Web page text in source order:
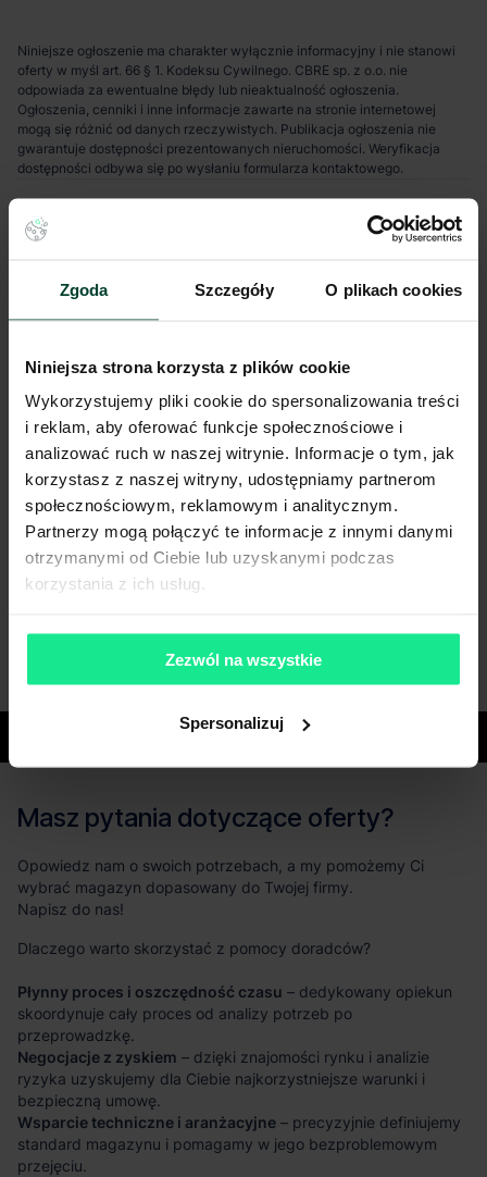
Zgoda Szczegóły O plikach cookies
Niniejsza strona korzysta z plików cookie
Wykorzystujemy pliki cookie do spersonalizowania treści
i reklam, aby oferować funkcje społecznościowe i
analizować ruch w naszej witrynie. Informacje o tym, jak
korzystasz z naszej witryny, udostępniamy partnerom
społecznościowym, reklamowym i analitycznym.
Partnerzy mogą połączyć te informacje z innymi danymi
otrzymanymi od Ciebie lub uzyskanymi podczas
korzystania z ich usług.
Zezwól na wszystkie
Spersonalizuj
Niniejsze ogłoszenie ma charakter wyłącznie informacyjny i nie stanowi
oferty w myśl art. 66 § 1. Kodeksu Cywilnego. CBRE sp. z o.o. nie
odpowiada za ewentualne błędy lub nieaktualność ogłoszenia.
Ogłoszenia, cenniki i inne informacje zawarte na stronie internetowej
mogą się różnić od danych rzeczywistych. Publikacja ogłoszenia nie
gwarantuje dostępności prezentowanych nieruchomości. Weryfikacja
dostępności odbywa się po wysłaniu formularza kontaktowego.
Masz pytania dotyczące oferty?
Opowiedz nam o swoich potrzebach, a my pomożemy Ci
wybrać magazyn dopasowany do Twojej firmy.
Napisz do nas!
Dlaczego warto skorzystać z pomocy doradców?
Płynny proces i oszczędność czasu – dedykowany opiekun
skoordynuje cały proces od analizy potrzeb po
przeprowadzkę.
Negocjacje z zyskiem – dzięki znajomości rynku i analizie
ryzyka uzyskujemy dla Ciebie najkorzystniejsze warunki i
bezpieczną umowę.
Wsparcie techniczne i aranżacyjne – precyzyjnie definiujemy
standard magazynu i pomagamy w jego bezproblemowym
przejęciu.